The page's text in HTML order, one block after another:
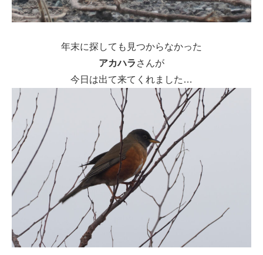
年末に探しても見つからなかった
アカハラ さんが
今日は出て来てくれました…